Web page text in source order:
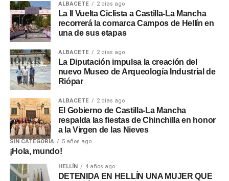
ALBACETE 2 días ago
La II Vuelta Ciclista a Castilla-La Mancha
recorrerá la comarca Campos de Hellín en
una de sus etapas
ALBACETE 2 días ago
La Diputación impulsa la creación del
nuevo Museo de Arqueología Industrial de
Riópar
ALBACETE 2 días ago
El Gobierno de Castilla-La Mancha
respalda las fiestas de Chinchilla en honor
a la Virgen de las Nieves
SIN CATEGORÍA 5 años ago
¡Hola, mundo!
HELLÍN 4 años ago
DETENIDA EN HELLÍN UNA MUJER QUE